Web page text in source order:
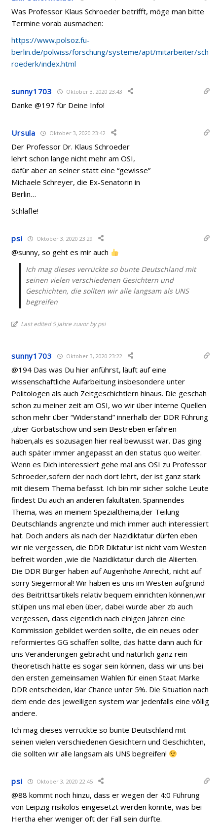
Was Professor Klaus Schroeder betrifft, möge man bitte
Termine vorab ausmachen:
https://www.polsoz.fu-
berlin.de/polwiss/forschung/systeme/apt/mitarbeiter/sch
roederk/index.html
sunny1703 Oktober 3, 2020 23:43
Danke @197 für Deine Info!
Ursula Oktober 3, 2020 23:42
Der Professor Dr. Klaus Schroeder
lehrt schon lange nicht mehr am OSI,
dafür aber an seiner statt eine “gewisse”
Michaele Schreyer, die Ex-Senatorin in
Berlin…
Schläfle!
psi Oktober 3, 2020 23:29
@sunny, so geht es mir auch
Ich mag dieses verrückte so bunte Deutschland mit
seinen vielen verschiedenen Gesichtern und
Geschichten, die sollten wir alle langsam als UNS
begreifen
Last edited 5 Jahre zuvor by psi
sunny1703 Oktober 3, 2020 23:22
@194 Das was Du hier anführst, läuft auf eine
wissenschaftliche Aufarbeitung insbesondere unter
Politologen als auch Zeitgeschichtlern hinaus. Die geschah
schon zu meiner zeit am OSI, wo wir über interne Quellen
schon mehr über “Widerstand” innerhalb der DDR Führung
,über Gorbatschow und sein Bestreben erfahren
haben,als es sozusagen hier real bewusst war. Das ging
auch später immer angepasst an den status quo weiter.
Wenn es Dich interessiert gehe mal ans OSI zu Professor
Schroeder,sofern der noch dort lehrt, der ist ganz stark
mit diesem Thema befasst. Ich bin mir sicher solche Leute
findest Du auch an anderen fakultäten. Spannendes
Thema, was an meinem Spezialthema,der Teilung
Deutschlands angrenzte und mich immer auch interessiert
hat. Doch anders als nach der Nazidiktatur dürfen eben
wir nie vergessen, die DDR Diktatur ist nicht vom Westen
befreit worden ,wie die Nazidiktatur durch die Aliierten.
Die DDR Bürger haben auf Augenhöhe Anrecht, nicht auf
sorry Siegermoral! Wir haben es uns im Westen aufgrund
des Beitrittsartikels relativ bequem einrichten können,wir
stülpen uns mal eben über, dabei wurde aber zb auch
vergessen, dass eigentlich nach einigen Jahren eine
Kommission gebildet werden sollte, die ein neues oder
reformiertes GG schaffen sollte, das hätte dann auch für
uns Veränderungen gebracht und natürlich ganz rein
theoretisch hätte es sogar sein können, dass wir uns bei
den ersten gemeinsamen Wahlen für einen Staat Marke
DDR entscheiden, klar Chance unter 5%. Die Situation nach
dem ende des jeweiligen system war jedenfalls eine völlig
andere.
Ich mag dieses verrückte so bunte Deutschland mit
seinen vielen verschiedenen Gesichtern und Geschichten,
die sollten wir alle langsam als UNS begreifen!
psi Oktober 3, 2020 22:45
@88 kommt noch hinzu, dass er wegen der 4:0 Führung
von Leipzig risikolos eingesetzt werden konnte, was bei
Hertha eher weniger oft der Fall sein dürfte.